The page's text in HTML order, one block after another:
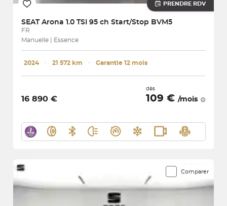
PRENDRE RDV
SEAT Arona 1.0 TSI 95 ch Start/Stop BVM5
FR
Manuelle | Essence
2024 ･ 21 572 km ･ Garantie 12 mois
16 890 €
dès
109 € /mois
Comparer